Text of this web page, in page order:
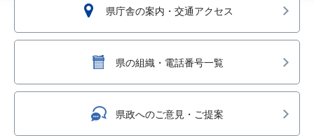
県庁舎の案内・交通アクセス
県の組織・電話番号一覧
県政へのご意見・ご提案